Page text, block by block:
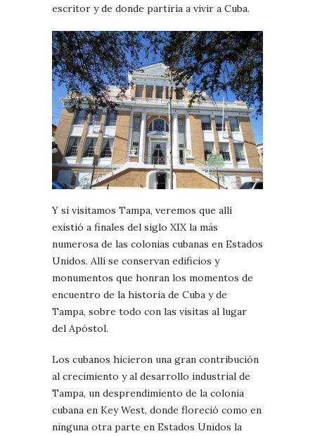
escritor y de donde partiría a vivir a Cuba.
Y si visitamos Tampa, veremos que allí
existió a finales del siglo XIX la más
numerosa de las colonias cubanas en Estados
Unidos. Allí se conservan edificios y
monumentos que honran los momentos de
encuentro de la historia de Cuba y de
Tampa, sobre todo con las visitas al lugar
del Apóstol.
Los cubanos hicieron una gran contribución
al crecimiento y al desarrollo industrial de
Tampa, un desprendimiento de la colonia
cubana en Key West, donde floreció como en
ninguna otra parte en Estados Unidos la